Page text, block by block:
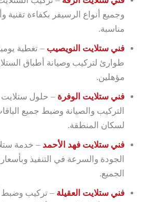
وجميع أنواع الرسيفر بكفاءة تقنية
مناسبة.
فني ستلايت النويصيب – تغطية
طوارئ لتركيب وصيانة أطباق
مؤهلين.
فني ستلايت الوفرة – حلول
التركيب والصيانة وضبط جميع
لسكان المنطقة.
فني ستلايت فهد الأحمد – خدمة
الجودة والسرعة في التنفيذ
الجميع.
فني ستلايت العقيلة – تركيب وضبط